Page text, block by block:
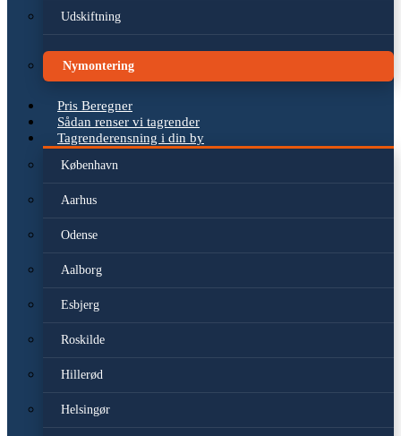
Udskiftning
Nymontering
Pris Beregner
Sådan renser vi tagrender
Tagrenderensning i din by
København
Aarhus
Odense
Aalborg
Esbjerg
Roskilde
Hillerød
Helsingør